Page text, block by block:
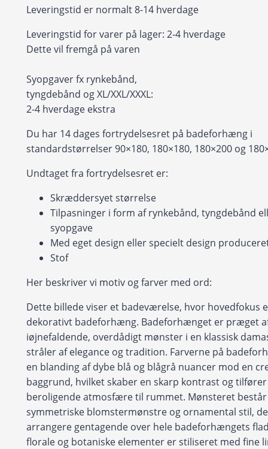
Leveringstid er normalt 8-14 hverdage
Leveringstid for varer på lager: 2-4 hverdage
Dette vil fremgå på varen
Syopgaver fx rynkebånd,
tyngdebånd og XL/XXL/XXXL:
2-4 hverdage ekstra
Du har 14 dages fortrydelsesret på badeforhæng i
standardstørrelser 90×180, 180×180, 180×200 og
Undtaget fra fortrydelsesret er:
Skræddersyet størrelse
Tilpasninger i form af rynkebånd, tyngdebånd
syopgave
Med eget design eller specielt design
Stof
Her beskriver vi motiv og farver med ord:
Dette billede viser et badeværelse, hvor hovedfokus
dekorativt badeforhæng. Badeforhænget er præget
iøjnefaldende, overdådigt mønster i en klassisk
stråler af elegance og tradition. Farverne på
en blanding af dybe blå og blågrå nuancer mod en
baggrund, hvilket skaber en skarp kontrast og
beroligende atmosfære til rummet. Mønsteret består
symmetriske blomstermønstre og ornamental stil,
arrangere gentagende over hele badeforhængets
florale og botaniske elementer er stiliseret med fine